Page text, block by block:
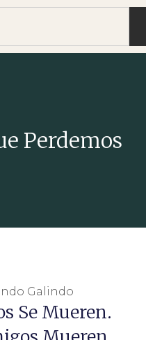
Perdemos
Galindo
Se Mueren.